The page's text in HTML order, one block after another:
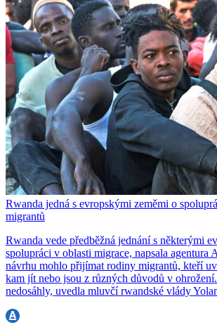
Rwanda jedná s evropskými zeměmi o
migrantů
Rwanda vede předběžná jednání s některými
spolupráci v oblasti migrace, napsala agentura
návrhu mohlo přijímat rodiny migrantů, kteří
kam jít nebo jsou z různých důvodů v
nedosáhly, uvedla mluvčí rwandské vlády